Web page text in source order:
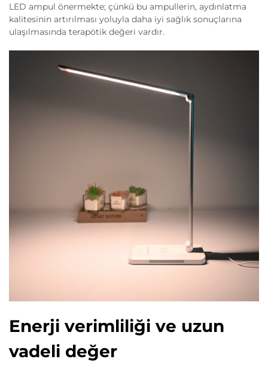
LED ampul önermekte; çünkü bu ampullerin, aydınlatma
kalitesinin artırılması yoluyla daha iyi sağlık sonuçlarına
ulaşılmasında terapötik değeri vardır.
Enerji verimliliği ve uzun
vadeli değer